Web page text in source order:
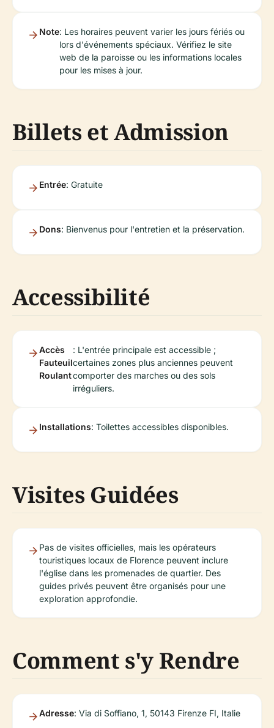
Note: Les horaires peuvent varier les jours fériés ou
lors d'événements spéciaux. Vérifiez le site
web de la paroisse ou les informations locales
pour les mises à jour.
Billets et Admission
Entrée: Gratuite
Dons: Bienvenus pour l'entretien et la préservation.
Accessibilité
Accès
Fauteuil
Roulant
: L'entrée principale est accessible ;
certaines zones plus anciennes peuvent
comporter des marches ou des sols
irréguliers.
Installations: Toilettes accessibles disponibles.
Visites Guidées
Pas de visites officielles, mais les opérateurs
touristiques locaux de Florence peuvent inclure
l'église dans les promenades de quartier. Des
guides privés peuvent être organisés pour une
exploration approfondie.
Comment s'y Rendre
Adresse: Via di Soffiano, 1, 50143 Firenze FI, Italie